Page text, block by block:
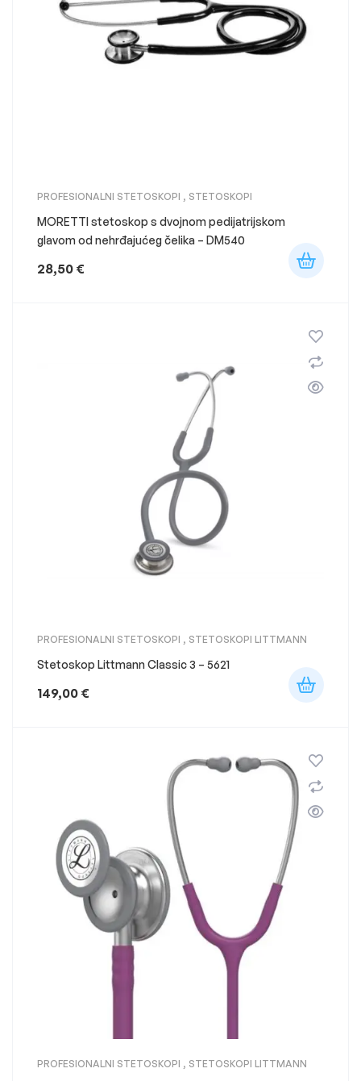
PROFESIONALNI STETOSKOPI , STETOSKOPI
MORETTI stetoskop s dvojnom pedijatrijskom
glavom od nehrđajućeg čelika – DM540
28,50 €
PROFESIONALNI STETOSKOPI , STETOSKOPI LITTMANN
Stetoskop Littmann Classic 3 – 5621
149,00 €
PROFESIONALNI STETOSKOPI , STETOSKOPI LITTMANN